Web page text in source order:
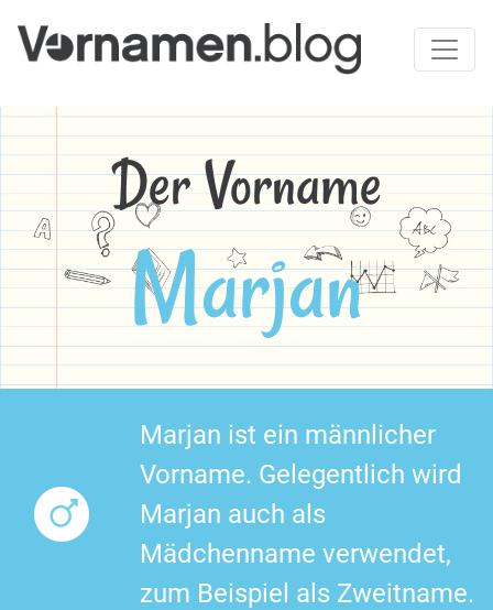
Der Vorname
Marjan
Marjan ist ein männlicher
Vorname. Gelegentlich wird
Marjan auch als
Mädchenname verwendet,
zum Beispiel als Zweitname.